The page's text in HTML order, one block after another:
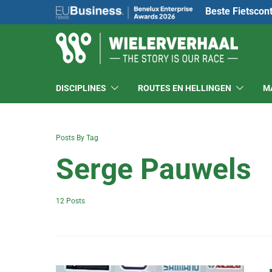
Beste
DISCIPLINES ROUTES EN HELLINGEN
Posts By Tag
Serge Pauwels
12 Posts